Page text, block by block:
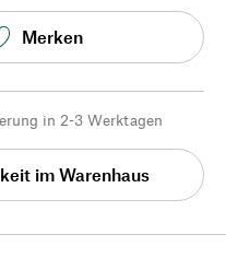
Merken
in 2-3 Werktagen
im Warenhaus